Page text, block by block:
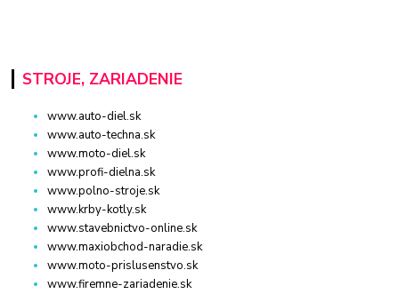
STROJE, ZARIADENIE
www.auto-diel.sk
www.auto-techna.sk
www.moto-diel.sk
www.profi-dielna.sk
www.polno-stroje.sk
www.krby-kotly.sk
www.stavebnictvo-online.sk
www.maxiobchod-naradie.sk
www.moto-prislusenstvo.sk
www.firemne-zariadenie.sk